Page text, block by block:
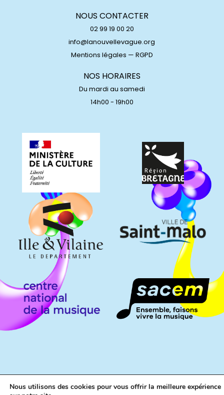
NOUS CONTACTER
02 99 19 00 20
info@lanouvellevague.org
Mentions légales — RGPD
NOS HORAIRES
Du mardi au samedi
14h00 - 19h00
Nous utilisons des cookies pour vous offrir la meilleure expérience